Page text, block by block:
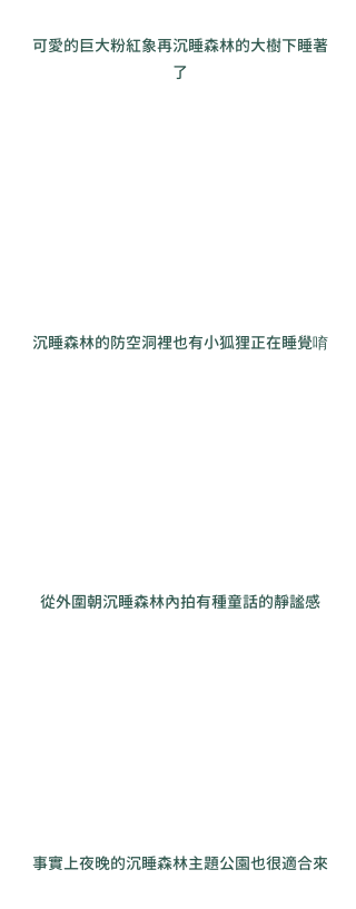
可愛的巨大粉紅象再沉睡森林的大樹下睡著
了
沉睡森林的防空洞裡也有小狐狸正在睡覺唷
從外圍朝沉睡森林內拍有種童話的靜謐感
事實上夜晚的沉睡森林主題公園也很適合來